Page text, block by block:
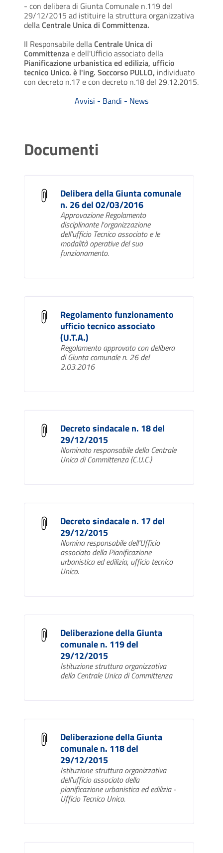
- con delibera di Giunta Comunale n.119 del
29/12/2015 ad istituire la struttura organizzativa
dellaCentrale Unica di Committenza.
Il Responsabile dellaCentrale Unica di
Committenzae dell'Ufficio associato della
Pianificazione urbanisticaed edilizia, ufficio
tecnico Unico. è l'ing. Soccorso PULLO, individuato
con decreto n.17 e con decreto n.18 del 29.12.2015.
Avvisi - Bandi - News
Documenti
Delibera della Giunta comunale
n. 26 del 02/03/2016
Approvazione Regolamento
disciplinante l'organizzazione
dell'ufficio Tecnico associato e le
modalità operative del suo
funzionamento.
Regolamento funzionamento
ufficio tecnico associato
(U.T.A.)
Regolamento approvato con delibera
di Giunta comunale n. 26 del
2.03.2016
Decreto sindacale n. 18 del
29/12/2015
Nominato responsabile della Centrale
Unica di Committenza (C.U.C.)
Decreto sindacale n. 17 del
29/12/2015
Nomina responsabile dell'Ufficio
associato della Pianificazione
urbanistica ed edilizia, ufficio tecnico
Unico.
Deliberazione della Giunta
comunale n. 119 del
29/12/2015
Istituzione struttura organizzativa
della Centrale Unica di Committenza
Deliberazione della Giunta
comunale n. 118 del
29/12/2015
Istituzione struttura organizzativa
dell'ufficio associato della
pianificazione urbanistica ed edilizia -
Ufficio Tecnico Unico.